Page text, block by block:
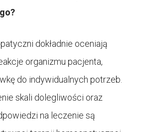
dokładnie oceniają
organizmu pacjenta,
do indywidualnych potrzeb.
skali dolegliwości oraz
na leczenie są